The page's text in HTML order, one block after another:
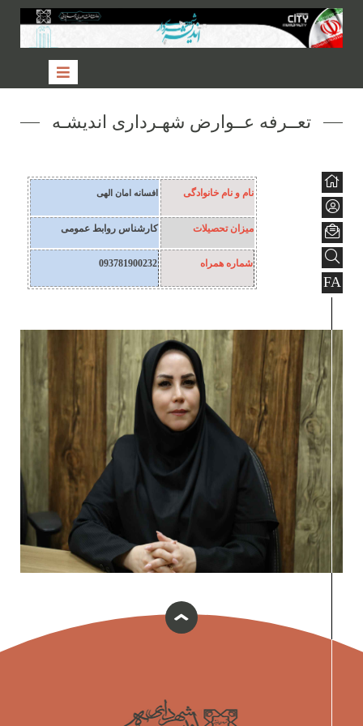
FA
تعــرفه عــوارض شهـرداری اندیشـه
نام و نام خانوادگی افسانه امان الهی
میزان تحصیلات کارشناس روابط عمومی
شماره همراه 093781900232